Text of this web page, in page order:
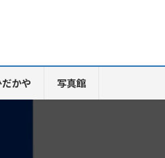
かや 写真館